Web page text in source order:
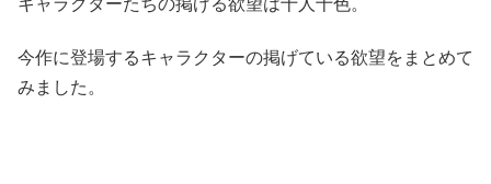
今作に登場するキャラクターの掲げている欲望をまとめて
みました。